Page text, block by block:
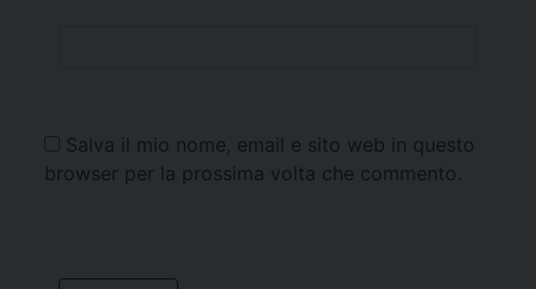
Salva il mio nome, email e sito web in questo
browser per la prossima volta che commento.